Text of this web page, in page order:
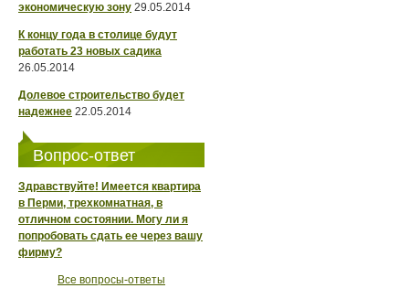
экономическую зону 29.05.2014
К концу года в столице будут
работать 23 новых садика
26.05.2014
Долевое строительство будет
надежнее 22.05.2014
Вопрос-ответ
Здравствуйте! Имеется квартира
в Перми, трехкомнатная, в
отличном состоянии. Могу ли я
попробовать сдать ее через вашу
фирму?
Все вопросы-ответы